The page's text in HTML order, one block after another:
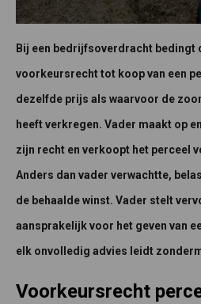
Bij een bedrijfsoverdracht bedingt
voorkeursrecht tot koop van een
dezelfde prijs als waarvoor de
heeft verkregen. Vader maakt op
zijn recht en verkoopt het perceel
Anders dan vader verwachtte,
de behaalde winst. Vader stelt
aansprakelijk voor het geven van
elk onvolledig advies leidt
Voorkeursrecht